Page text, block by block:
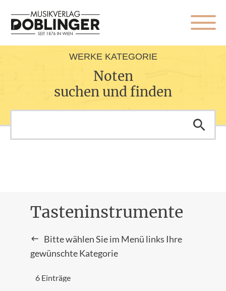
WERKE KATEGORIE
Noten
suchen und finden
Tasteninstrumente
Bitte wählen Sie im Menü links Ihre
gewünschte Kategorie
6 Einträge